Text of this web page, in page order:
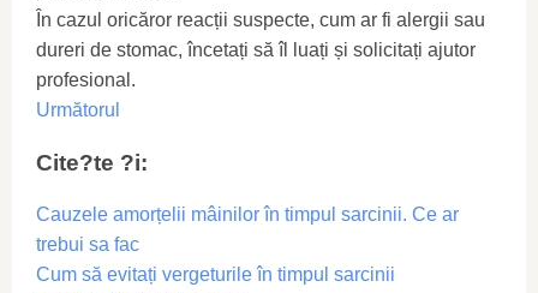
În cazul oricăror reacții suspecte, cum ar fi alergii sau
dureri de stomac, încetați să îl luați și solicitați ajutor
profesional.
Următorul
Cite?te ?i:
Cauzele amorțelii mâinilor în timpul sarcinii. Ce ar
trebui sa fac
Cum să evitați vergeturile în timpul sarcinii